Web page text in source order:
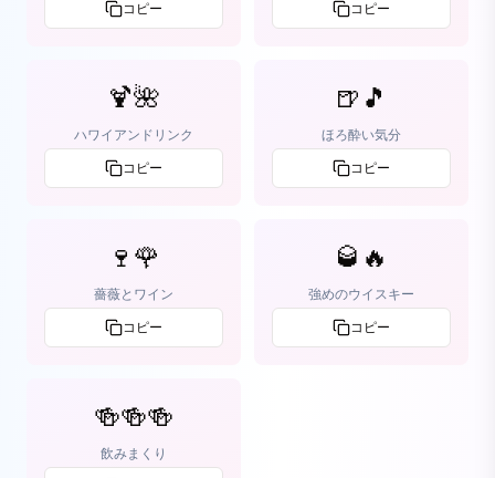
コピー コピー
🍹🌺
ハワイアンドリンク
コピー
🍺🎵
ほろ酔い気分
コピー
🍷🌹
薔薇とワイン
コピー
🥃🔥
強めのウイスキー
コピー
🍻🍻🍻
飲みまくり